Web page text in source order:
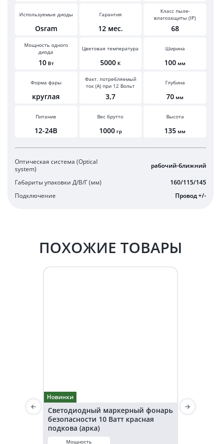
Используемые диоды
Osram
Гарантия
12 мес.
Класс пыле-
влагозащиты (IP)
68
Мощность одного
диода
10 Вт
Цветовая температура
5000 К
Ширина
100 мм
Форма фары
круглая
Факт. потребляемый
ток (А) при 12 Вольт
3,7
Глубина
70 мм
Питание
12-24В
Вес брутто
1000 гр
Высота
135 мм
Оптическая система (Optical
system)
рабочий-ближний
Габариты упаковки Д/В/Г (мм)
160/115/145
Подключение
Провод +/-
ПОХОЖИЕ ТОВАРЫ
Новинки
Светодиодный маркерный фонарь
безопасности 10 Ватт красная
подкова (арка)
Мощность